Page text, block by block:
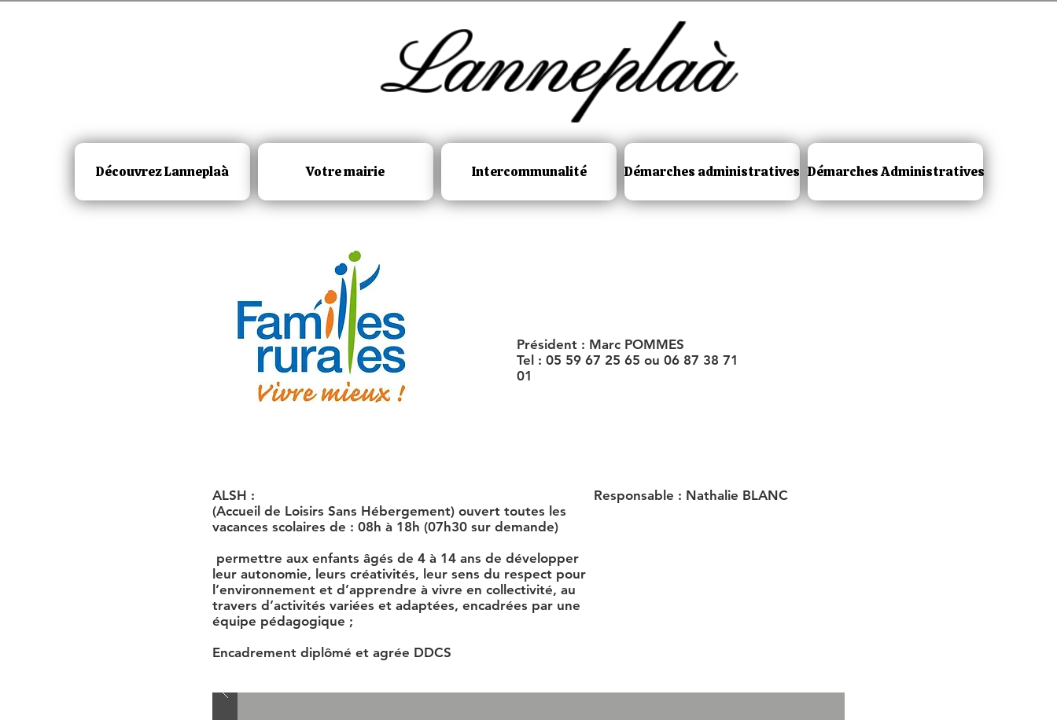
Lanneplaà
Découvrez Lanneplaà Votre mairie Intercommunalité Démarches administratives Démarches Administratives
Président : Marc POMMES
Tel : 05 59 67 25 65 ou 06 87 38 71
01
ALSH :
(Accueil de Loisirs Sans Hébergement) ouvert toutes les
vacances scolaires de : 08h à 18h (07h30 sur demande)
permettre aux enfants âgés de 4 à 14 ans de développer
leur autonomie, leurs créativités, leur sens du respect pour
l’environnement et d’apprendre à vivre en collectivité, au
travers d’activités variées et adaptées, encadrées par une
équipe pédagogique ;
Encadrement diplômé et agrée DDCS
Responsable : Nathalie BLANC